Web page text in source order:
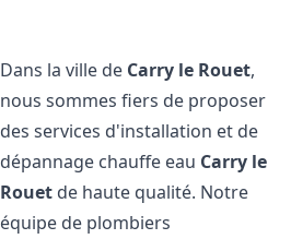
Dans la ville de Carry le Rouet,
nous sommes fiers de proposer
des services d'installation et de
dépannage chauffe eau Carry le
Rouet de haute qualité. Notre
équipe de plombiers